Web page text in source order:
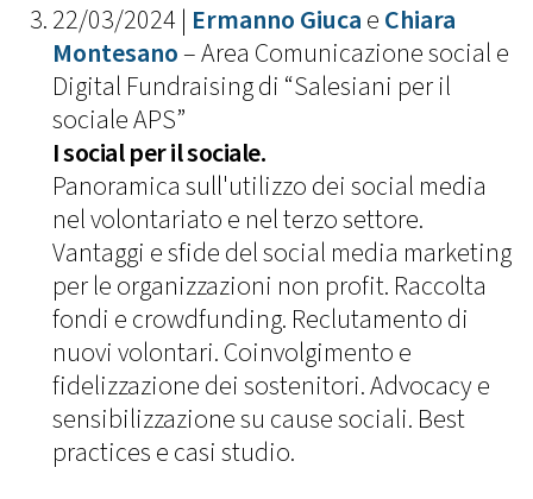
22/03/2024 | Ermanno GiucaeChiara
Montesano– Area Comunicazione social e
Digital Fundraising di “Salesiani per il
sociale APS”
I social per il sociale.
Panoramica sull'utilizzo dei social media
nel volontariato e nel terzo settore.
Vantaggi e sfide del social media marketing
per le organizzazioni non profit. Raccolta
fondi e crowdfunding. Reclutamento di
nuovi volontari. Coinvolgimento e
fidelizzazione dei sostenitori. Advocacy e
sensibilizzazione su cause sociali. Best
practices e casi studio.